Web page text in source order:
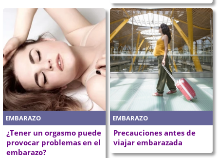
EMBARAZO
¿Tener un orgasmo puede
provocar problemas en el
embarazo?
EMBARAZO
Precauciones antes de
viajar embarazada